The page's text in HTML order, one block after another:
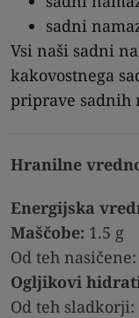
sadni
Vsi naši sadni
kakovostnega
priprave sadnih
Hranilne
Energijska
Maščobe: 1.5 g
Od teh
Ogljikovi
Od teh sladkorji: